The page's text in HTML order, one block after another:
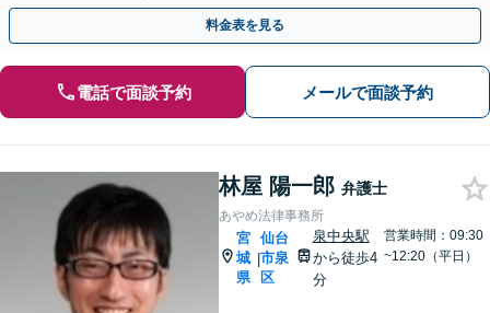
倫した側）の相談も対応します。【青葉通一番町駅4分】
料金表を見る
電話で面談予約 メールで面談予約
林屋 陽一郎 弁護士
あやめ法律事務所
宮
城
県
|
仙台
市泉
区
泉中央駅
から徒歩4
分
営業時間：09:30
~12:20（平日）